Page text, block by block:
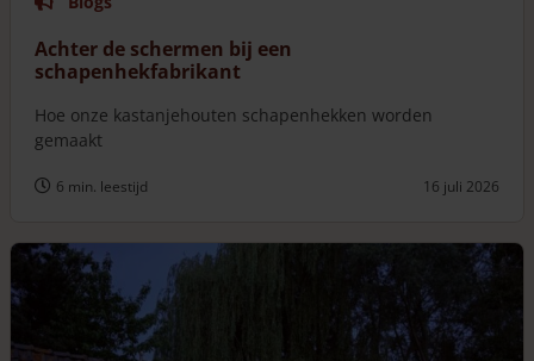
Achter de schermen bij een
schapenhekfabrikant
Hoe onze kastanjehouten schapenhekken worden
gemaakt
6 min. leestijd 16 juli 2026